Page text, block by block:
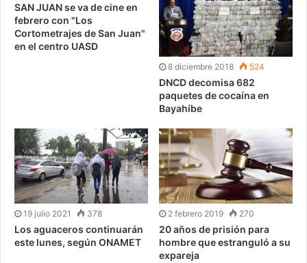
SAN JUAN se va de cine en
febrero con "Los
Cortometrajes de San Juan"
en el centro UASD
8 diciembre 2018 524
DNCD decomisa 682
paquetes de cocaína en
Bayahíbe
19 julio 2021 378
Los aguaceros continuarán
este lunes, según ONAMET
2 febrero 2019 270
20 años de prisión para
hombre que estranguló a su
expareja